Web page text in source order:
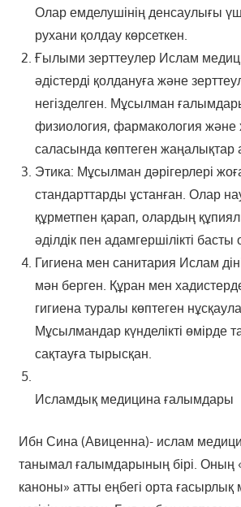
Олар емделушінің денсаулығы
рухани қолдау көрсеткен.
Ғылыми зерттеулер Ислам
әдістерді қолдануға және
негізделген. Мұсылман
физиология, фармакология және
саласында көптеген жаңалықтар
Этика: Мұсылман дәрігерлері
стандарттарды ұстанған. Олар
құрметпен қарап, олардың
әділдік пен адамгершілікті
Гигиена мен санитария Ислам
мән берген. Құран мен
гигиена туралы көптеген
Мұсылмандар күнделікті өмірде
сақтауға тырысқан.
Исламдық медицина ғалымдары
Ибн Сина (Авиценна)- ислам
танымал ғалымдарының бірі. Оның
каноны» атты еңбегі орта